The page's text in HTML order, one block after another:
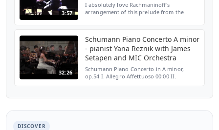
3:57
I absolutely love Rachmaninoff's
arrangement of this prelude from the
32:26
Schumann Piano Concerto A minor
- pianist Yana Reznik with James
Setapen and MIC Orchestra
Schumann Piano Concerto in A minor,
op.54 I. Allegro Affettuoso 00:00 II.
James Setapen - co...
DISCOVER